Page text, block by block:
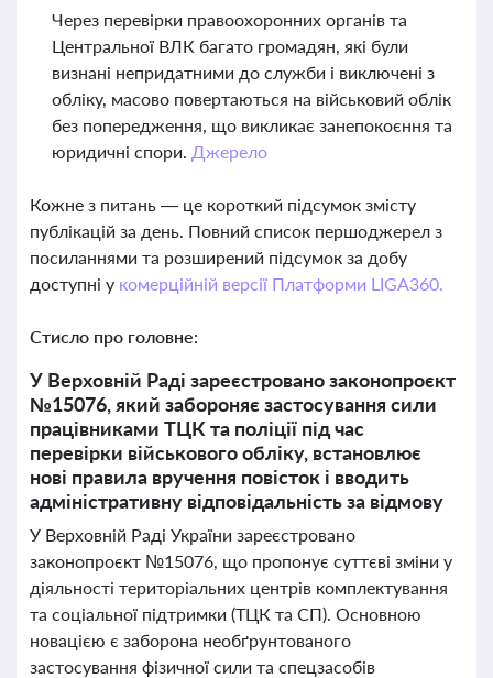
Через перевірки правоохоронних органів та
Центральної ВЛК багато громадян, які були
визнані непридатними до служби і виключені з
обліку, масово повертаються на військовий облік
без попередження, що викликає занепокоєння та
юридичні спори. Джерело
Кожне з питань — це короткий підсумок змісту
публікацій за день. Повний список першоджерел з
посиланнями та розширений підсумок за добу
доступні у комерційній версії Платформи LIGA360.
Стисло про головне:
У Верховній Раді зареєстровано законопроєкт
№15076, який забороняє застосування сили
працівниками ТЦК та поліції під час
перевірки військового обліку, встановлює
нові правила вручення повісток і вводить
адміністративну відповідальність за відмову
У Верховній Раді України зареєстровано
законопроєкт №15076, що пропонує суттєві зміни у
діяльності територіальних центрів комплектування
та соціальної підтримки (ТЦК та СП). Основною
новацією є заборона необґрунтованого
застосування фізичної сили та спецзасобів